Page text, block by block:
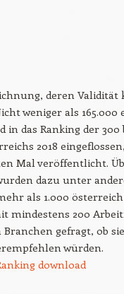
deren Validität
weniger als 165.000
in das Ranking der 300
2018
Mal veröffentlicht.
dazu unter
als 1.000
mindestens 200
Branchen gefragt, ob
würden.
download